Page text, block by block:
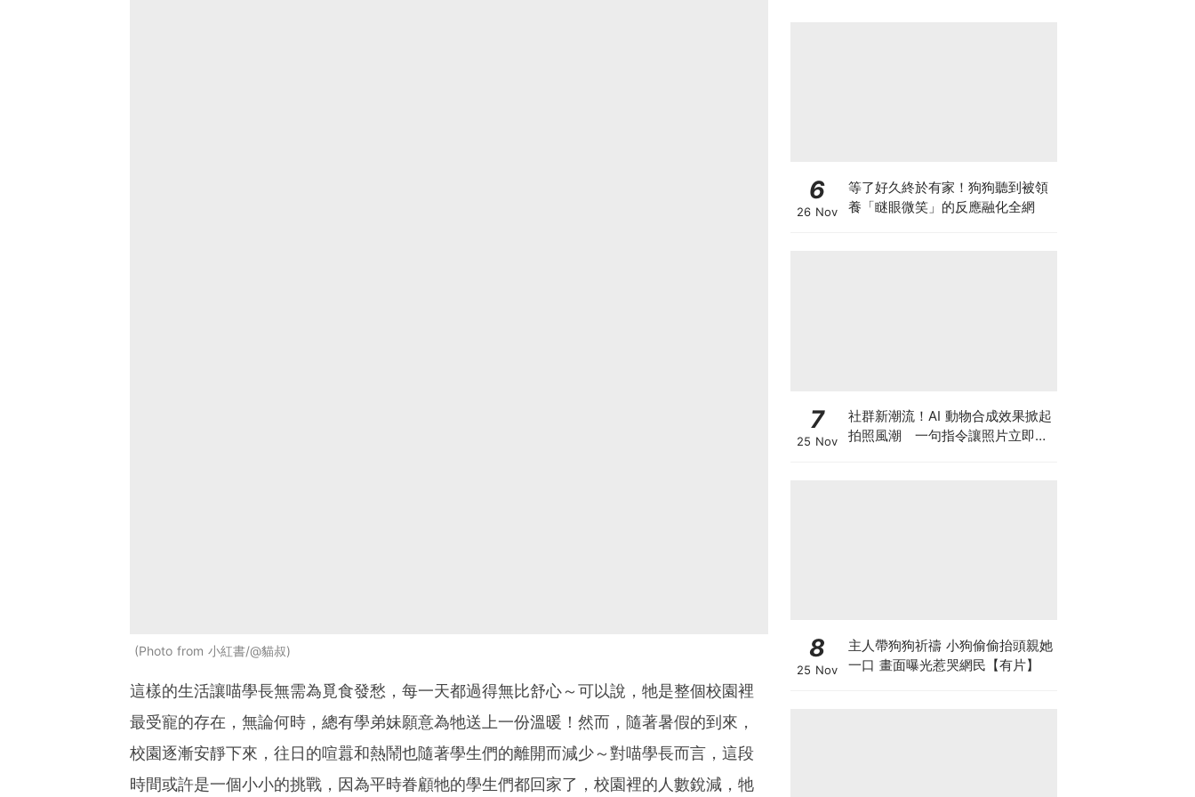
Photo from 小紅書/@貓叔
這樣的生活讓喵學長無需為覓食發愁，每一天都過得無比舒心～可以說，牠是整個校園裡
最受寵的存在，無論何時，總有學弟妹願意為牠送上一份溫暖！然而，隨著暑假的到來，
校園逐漸安靜下來，往日的喧囂和熱鬧也隨著學生們的離開而減少～對喵學長而言，這段
時間或許是一個小小的挑戰，因為平時眷顧牠的學生們都回家了，校園裡的人數銳減，牠
6
26 Nov
等了好久終於有家！狗狗聽到被領
養「瞇眼微笑」的反應融化全網
7
25 Nov
社群新潮流！AI 動物合成效果掀起
拍照風潮 一句指令讓照片立即升
8
25 Nov
主人帶狗狗祈禱 小狗偷偷抬頭親她
一口 畫面曝光惹哭網民【有片】